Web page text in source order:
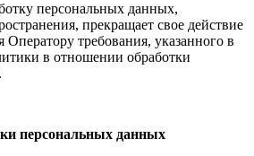
персональных данных,
прекращает свое действие
Оператору требования, указанного в
в отношении обработки
персональных данных